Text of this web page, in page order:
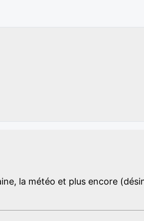
la météo et plus encore